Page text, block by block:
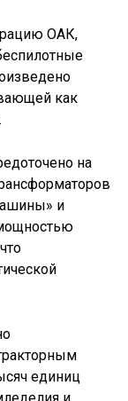
ОАК,
как
на
и
единиц